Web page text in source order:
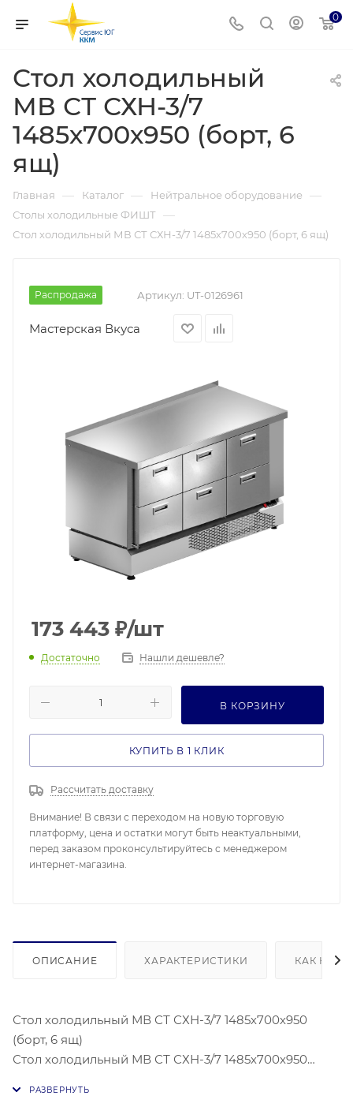
0
Стол холодильный
МВ СТ СХН-3/7
1485х700х950 (борт, 6
ящ)
Главная — Каталог — Нейтральное оборудование —
Столы холодильные ФИШТ —
Стол холодильный МВ СТ СХН-3/7 1485х700х950 (борт, 6 ящ)
Распродажа Артикул: UT-0126961
Мастерская Вкуса
173 443 ₽/шт
Достаточно Нашли дешевле?
В КОРЗИНУ
КУПИТЬ В 1 КЛИК
Рассчитать доставку
Внимание! В связи с переходом на новую торговую
платформу, цена и остатки могут быть неактуальными,
перед заказом проконсультируйтесь с менеджером
интернет-магазина.
ОПИСАНИЕ ХАРАКТЕРИСТИКИ КАК
Стол холодильный МВ СТ СХН-3/7 1485х700х950
(борт, 6 ящ)
Стол холодильный МВ СТ СХН-3/7 1485х700х950